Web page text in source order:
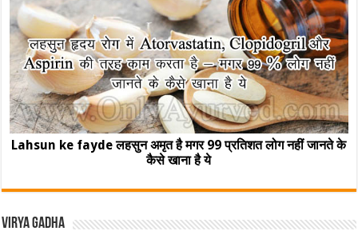
Lahsun ke fayde लहसुन अमृत है मगर 99 प्रतिशत लोग नहीं जानते के
कैसे खाना है ये
Virya Gadha